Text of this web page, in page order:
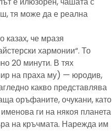
тя може да е реална
казах, че мразя
хармонии“. То
20 минути. В тях
на праха му) — юродив,
какво представлява
оръфаните, очукани, като
ги на някоя планета
на кръчмата. Нарежда им